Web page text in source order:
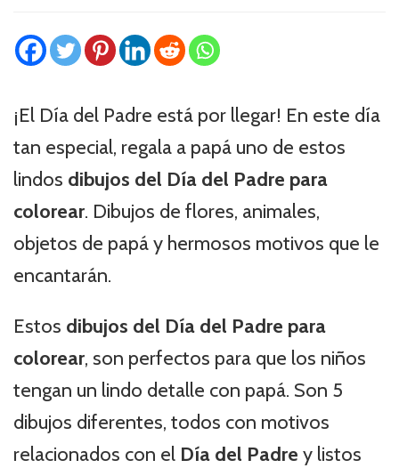
¡El Día del Padre está por llegar! En este día
tan especial, regala a papá uno de estos
lindos dibujos del Día del Padre para
colorear. Dibujos de flores, animales,
objetos de papá y hermosos motivos que le
encantarán.
Estos dibujos del Día del Padre para
colorear, son perfectos para que los niños
tengan un lindo detalle con papá. Son 5
dibujos diferentes, todos con motivos
relacionados con el Día del Padre y listos